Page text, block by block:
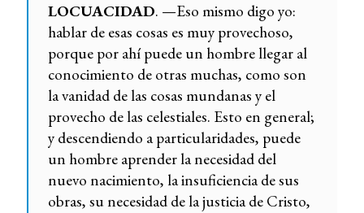
LOCUACIDAD. —Eso mismo digo yo:
hablar de esas cosas es muy provechoso,
porque por ahí puede un hombre llegar al
conocimiento de otras muchas, como son
la vanidad de las cosas mundanas y el
provecho de las celestiales. Esto en general;
y descendiendo a particularidades, puede
un hombre aprender la necesidad del
nuevo nacimiento, la insuficiencia de sus
obras, su necesidad de la justicia de Cristo,